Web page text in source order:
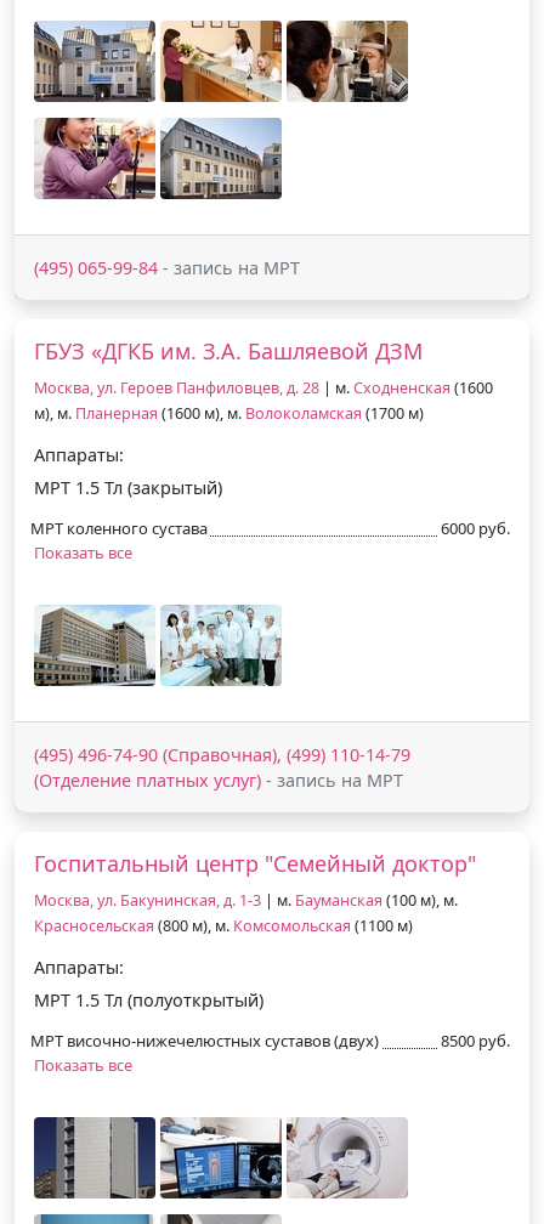
(495) 065-99-84 - запись на МРТ
ГБУЗ «ДГКБ им. З.А. Башляевой ДЗМ
Москва, ул. Героев Панфиловцев, д. 28 | м.Сходненская (1600
м), м. Планерная (1600 м), м. Волоколамская (1700 м)
Аппараты:
МРТ 1.5 Тл (закрытый)
МРТ коленного сустава
6000 руб.
Показать все
(495) 496-74-90 (Справочная), (499) 110-14-79
(Отделение платных услуг) - запись на МРТ
Госпитальный центр "Семейный доктор"
Москва, ул. Бакунинская, д. 1-3 | м. Бауманская (100 м), м.
Красносельская (800 м), м. Комсомольская (1100 м)
Аппараты:
МРТ 1.5 Тл (полуоткрытый)
МРТ височно-нижечелюстных суставов (двух)
8500 руб.
Показать все